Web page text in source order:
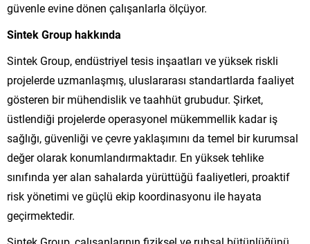
güvenle evine dönen çalışanlarla ölçüyor.
Sintek Group hakkında
Sintek Group, endüstriyel tesis inşaatları ve yüksek riskli
projelerde uzmanlaşmış, uluslararası standartlarda faaliyet
gösteren bir mühendislik ve taahhüt grubudur. Şirket,
üstlendiği projelerde operasyonel mükemmellik kadar iş
sağlığı, güvenliği ve çevre yaklaşımını da temel bir kurumsal
değer olarak konumlandırmaktadır. En yüksek tehlike
sınıfında yer alan sahalarda yürüttüğü faaliyetleri, proaktif
risk yönetimi ve güçlü ekip koordinasyonu ile hayata
geçirmektedir.